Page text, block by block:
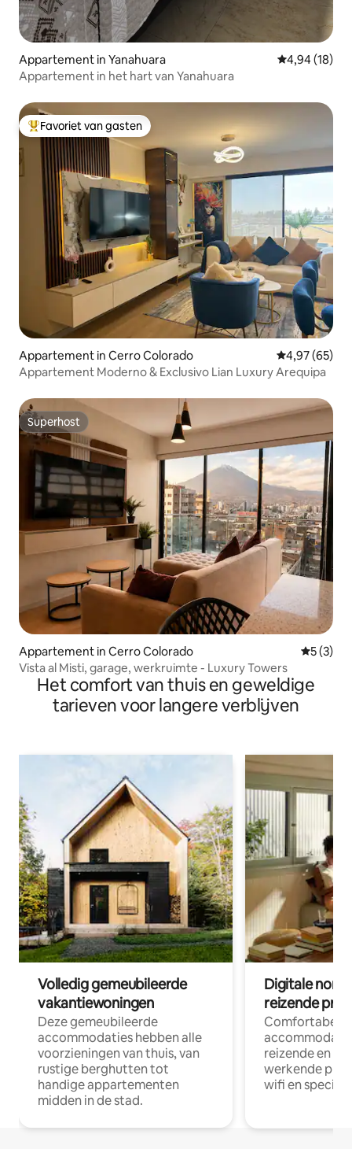
Appartement in Yanahuara Gemiddelde
4,94 (18)
Appartement in het hart van Yanahuara
Topfavoriet van gasten
Favoriet van gasten
Appartement in Cerro Colorado Gemiddelde
4,97 (65)
Appartement Moderno & Exclusivo Lian Luxury Arequipa
Superhost
Superhost
Appartement in Cerro Colorado
5 (3)
Vista al Misti, garage, werkruimte - Luxury Towers
Het comfort van thuis en geweldige
tarieven voor langere verblijven
Volledig gemeubileerde
vakantiewoningen
Deze gemeubileerde
accommodaties hebben alle
voorzieningen van thuis, van
rustige berghutten tot
handige appartementen
midden in de stad.
Digitale
reizende
Comfortabele
reizende en
werkende
wifi en